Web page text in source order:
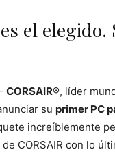
el
CORSAIR®, líder
su primer PC
increíblemente
CORSAIR con lo